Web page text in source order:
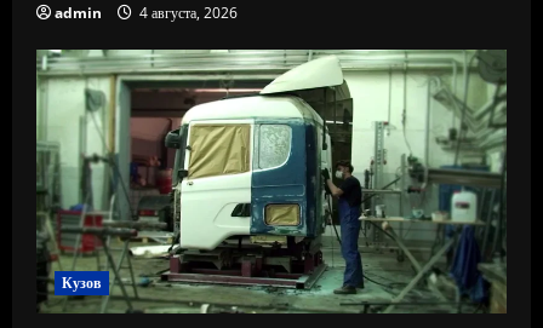
admin 4 августа, 2026
Кузов